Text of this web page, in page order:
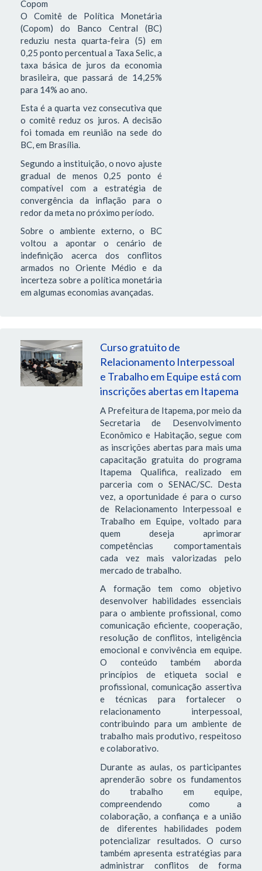
Copom
O Comitê de Política Monetária
(Copom) do Banco Central (BC)
reduziu nesta quarta-feira (5) em
0,25 ponto percentual a Taxa Selic, a
taxa básica de juros da economia
brasileira, que passará de 14,25%
para 14% ao ano.
Esta é a quarta vez consecutiva que
o comitê reduz os juros. A decisão
foi tomada em reunião na sede do
BC, em Brasília.
Segundo a instituição, o novo ajuste
gradual de menos 0,25 ponto é
compatível com a estratégia de
convergência da inflação para o
redor da meta no próximo período.
Sobre o ambiente externo, o BC
voltou a apontar o cenário de
indefinição acerca dos conflitos
armados no Oriente Médio e da
incerteza sobre a política monetária
em algumas economias avançadas.
Curso gratuito de
Relacionamento Interpessoal
e Trabalho em Equipe está com
inscrições abertas em Itapema
A Prefeitura de Itapema, por meio da
Secretaria de Desenvolvimento
Econômico e Habitação, segue com
as inscrições abertas para mais uma
capacitação gratuita do programa
Itapema Qualifica, realizado em
parceria com o SENAC/SC. Desta
vez, a oportunidade é para o curso
de Relacionamento Interpessoal e
Trabalho em Equipe, voltado para
quem deseja aprimorar
competências comportamentais
cada vez mais valorizadas pelo
mercado de trabalho.
A formação tem como objetivo
desenvolver habilidades essenciais
para o ambiente profissional, como
comunicação eficiente, cooperação,
resolução de conflitos, inteligência
emocional e convivência em equipe.
O conteúdo também aborda
princípios de etiqueta social e
profissional, comunicação assertiva
e técnicas para fortalecer o
relacionamento interpessoal,
contribuindo para um ambiente de
trabalho mais produtivo, respeitoso
e colaborativo.
Durante as aulas, os participantes
aprenderão sobre os fundamentos
do trabalho em equipe,
compreendendo como a
colaboração, a confiança e a união
de diferentes habilidades podem
potencializar resultados. O curso
também apresenta estratégias para
administrar conflitos de forma